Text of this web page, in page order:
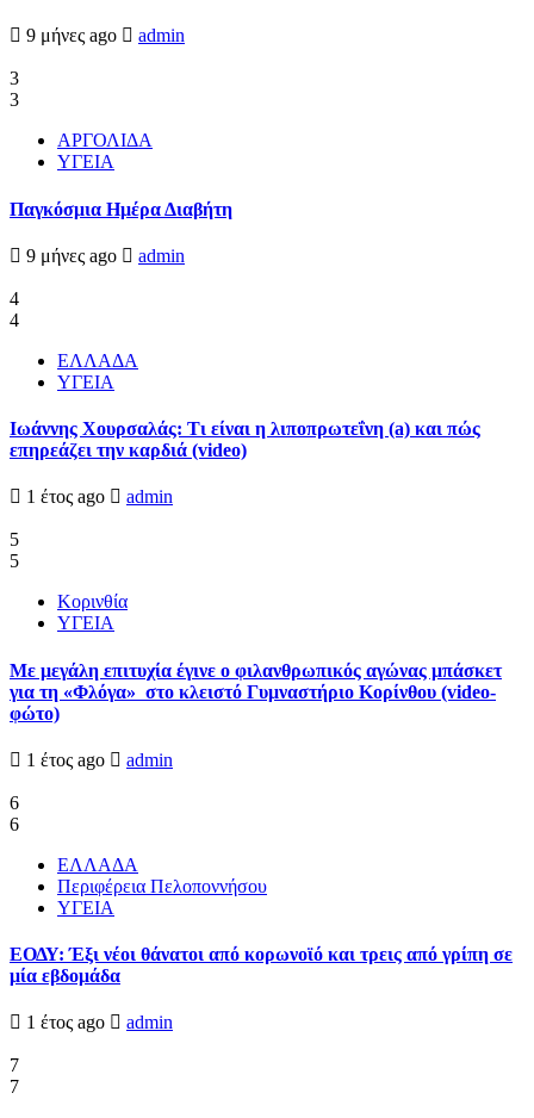
9 μήνες ago admin
3
3
ΑΡΓΟΛΙΔΑ
ΥΓΕΙΑ
Παγκόσμια Ημέρα Διαβήτη
9 μήνες ago admin
4
4
ΕΛΛΑΔΑ
ΥΓΕΙΑ
Ιωάννης Χουρσαλάς: Τι είναι η λιποπρωτεΐνη (a) και πώς
επηρεάζει την καρδιά (video)
1 έτος ago admin
5
5
Κορινθία
ΥΓΕΙΑ
Με μεγάλη επιτυχία έγινε ο φιλανθρωπικός αγώνας μπάσκετ
για τη «Φλόγα» στο κλειστό Γυμναστήριο Κορίνθου (video-
φώτο)
1 έτος ago admin
6
6
ΕΛΛΑΔΑ
Περιφέρεια Πελοποννήσου
ΥΓΕΙΑ
ΕΟΔΥ: Έξι νέοι θάνατοι από κορωνοϊό και τρεις από γρίπη σε
μία εβδομάδα
1 έτος ago admin
7
7